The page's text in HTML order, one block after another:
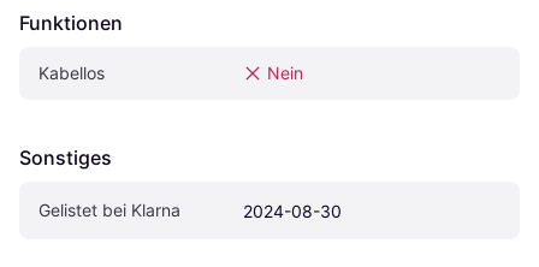
Funktionen
Kabellos Nein
Sonstiges
Gelistet bei Klarna 2024-08-30